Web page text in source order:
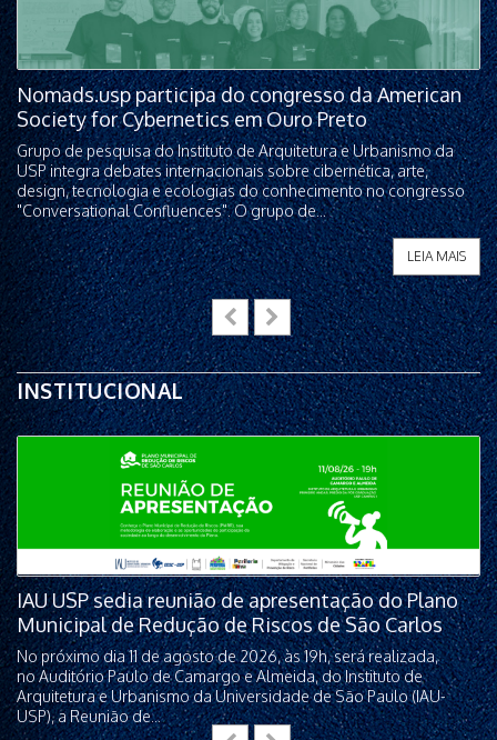
Nomads.usp participa do congresso da American
Society for Cybernetics em Ouro Preto
Grupo de pesquisa do Instituto de Arquitetura e Urbanismo da
USP integra debates internacionais sobre cibernética, arte,
design, tecnologia e ecologias do conhecimento no congresso
"Conversational Confluences". O grupo de...
LEIA MAIS
INSTITUCIONAL
IAU USP sedia reunião de apresentação do Plano
Municipal de Redução de Riscos de São Carlos
No próximo dia 11 de agosto de 2026, às 19h, será realizada,
no Auditório Paulo de Camargo e Almeida, do Instituto de
Arquitetura e Urbanismo da Universidade de São Paulo (IAU-
USP), a Reunião de...